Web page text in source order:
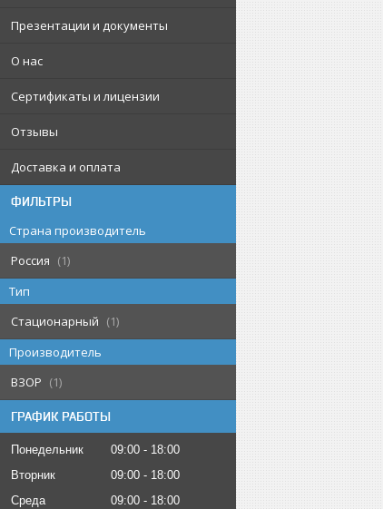
Презентации и документы
О нас
Сертификаты и лицензии
Отзывы
Доставка и оплата
ФИЛЬТРЫ
Страна производитель
Россия
1
Тип
Стационарный
1
Производитель
ВЗОР
1
ГРАФИК РАБОТЫ
Понедельник 09:00
18:00
Вторник
09:00
18:00
Среда
09:00
18:00